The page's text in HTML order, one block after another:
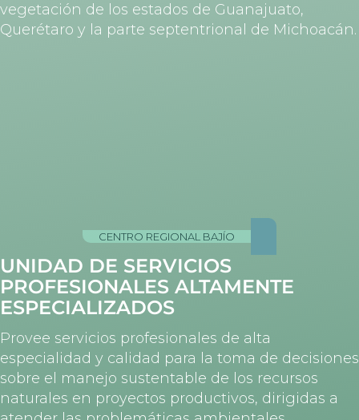
vegetación de los estados de Guanajuato,
Querétaro y la parte septentrional de Michoacán.
CENTRO REGIONAL BAJÍO
UNIDAD DE SERVICIOS
PROFESIONALES ALTAMENTE
ESPECIALIZADOS
Provee servicios profesionales de alta
especialidad y calidad para la toma de decisiones
sobre el manejo sustentable de los recursos
naturales en proyectos productivos, dirigidas a